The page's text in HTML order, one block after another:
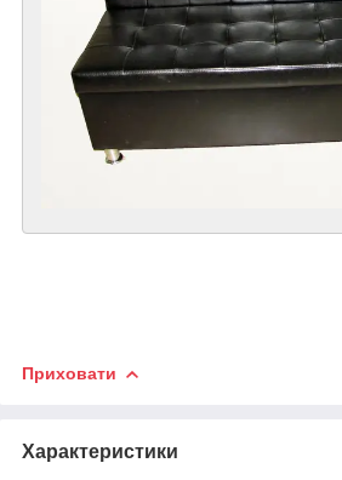
Приховати
Характеристики